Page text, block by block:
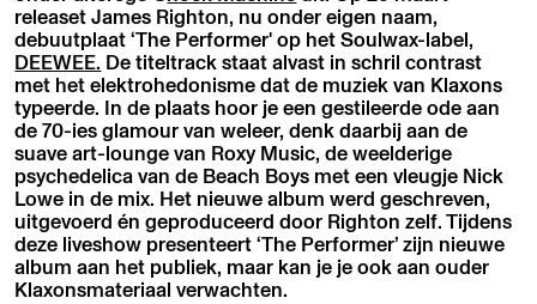
releaset James Righton, nu onder eigen naam,
debuutplaat ‘The Performer' op het Soulwax-label,
DEEWEE. De titeltrack staat alvast in schril contrast
met het elektrohedonisme dat de muziek van Klaxons
typeerde. In de plaats hoor je een gestileerde ode aan
de 70-ies glamour van weleer, denk daarbij aan de
suave art-lounge van Roxy Music, de weelderige
psychedelica van de Beach Boys met een vleugje Nick
Lowe in de mix. Het nieuwe album werd geschreven,
uitgevoerd én geproduceerd door Righton zelf. Tijdens
deze liveshow presenteert ‘The Performer’ zijn nieuwe
album aan het publiek, maar kan je je ook aan ouder
Klaxonsmateriaal verwachten.